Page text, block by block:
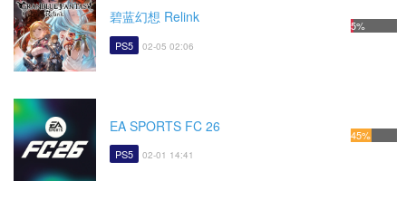
碧蓝幻想 Relink
PS5 02-05 02:06
5%
EA SPORTS FC 26
PS5 02-01 14:41
45%